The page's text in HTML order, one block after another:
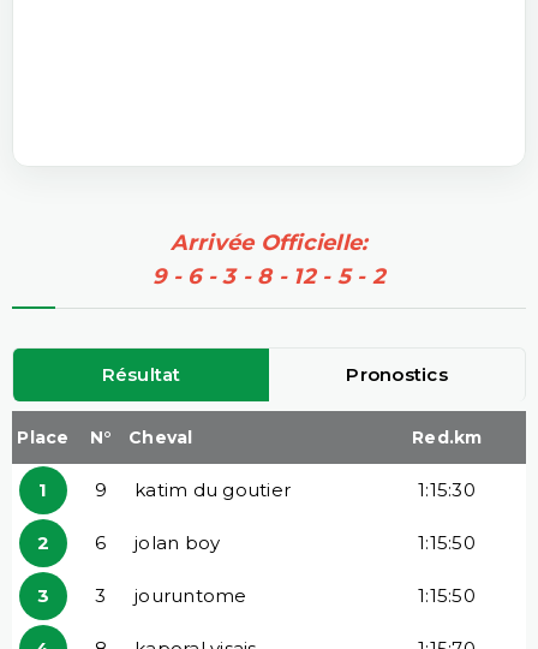
Arrivée Officielle:
9 - 6 - 3 - 8 - 12 - 5 - 2
Résultat Pronostics
Place N° Cheval Red.km
1 9 katim du goutier 1:15:30
2 6 jolan boy 1:15:50
3 3 jouruntome 1:15:50